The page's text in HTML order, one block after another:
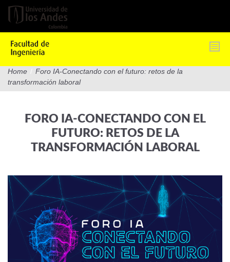
Pasar
contenido
Home / Foro IA-Conectando con el futuro: retos de la
transformación laboral
FORO IA-CONECTANDO CON EL
FUTURO: RETOS DE LA
TRANSFORMACIÓN LABORAL